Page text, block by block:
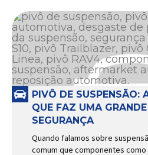
PIVÔ DE SUSPENSÃO:
QUE FAZ UMA
SEGURANÇA
Quando falamos sobre
comum que componentes